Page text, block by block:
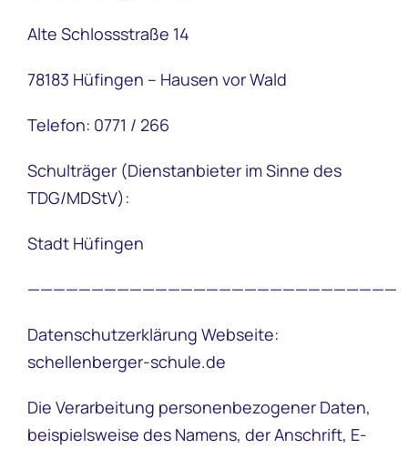
Alte Schlossstraße 14
78183 Hüfingen – Hausen vor Wald
Telefon: 0771 / 266
Schulträger (Dienstanbieter im Sinne des
TDG/MDStV):
Stadt Hüfingen
—————————————————————————————
Datenschutzerklärung Webseite:
schellenberger-schule.de
Die Verarbeitung personenbezogener Daten,
beispielsweise des Namens, der Anschrift, E-